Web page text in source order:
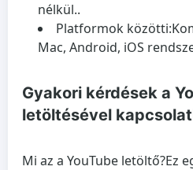
nélkül..
Platformok közötti:
Mac, Android, iOS
Gyakori kérdések a
letöltésével
Mi az a YouTube letöltő?Ez